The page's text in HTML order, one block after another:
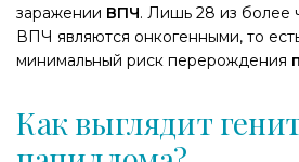
заражении ВПЧ. Лишь 28 из более
ВПЧ являются онкогенными, то
минимальный риск перерождения
Как выглядит